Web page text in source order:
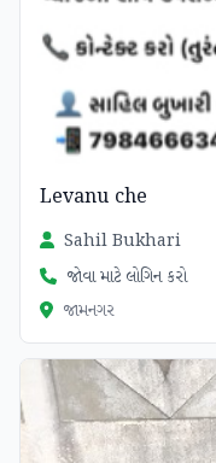
Levanu che
Sahil Bukhari
જોવા માટે લોગિન કરો
જામનગર